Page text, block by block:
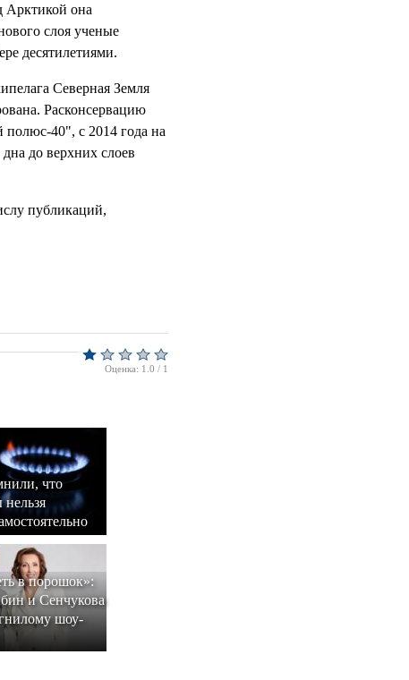
Арктикой она
слоя ученые
десятилетиями.
Северная Земля
Расконсервацию
40", с 2014 года на
до верхних слоев
публикаций,
Оценка: 1.0 / 1
что
в порошок»:
и Сенчукова
шоу-